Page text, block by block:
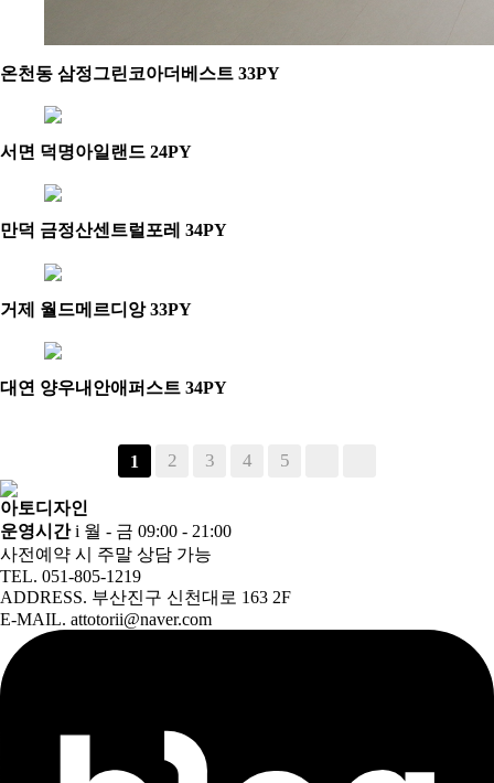
온천동 삼정그린코아더베스트 33PY
서면 덕명아일랜드 24PY
만덕 금정산센트럴포레 34PY
거제 월드메르디앙 33PY
대연 양우내안애퍼스트 34PY
1 2 3 4 5
아토디자인
운영시간i 월 - 금 09:00 - 21:00
사전예약 시 주말 상담 가능
TEL. 051-805-1219
ADDRESS. 부산진구 신천대로 163 2F
E-MAIL. attotorii@naver.com